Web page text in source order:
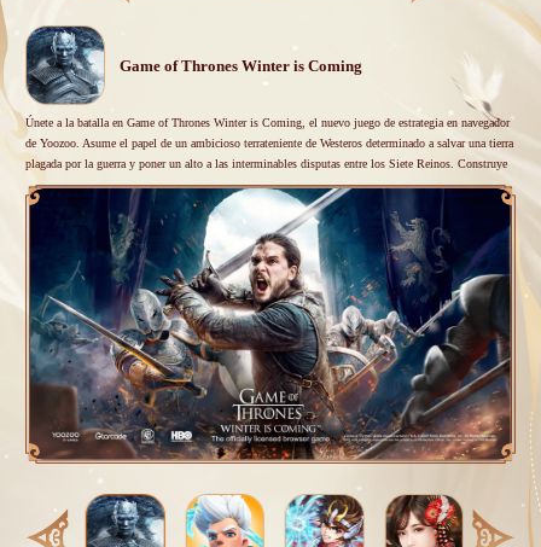
Game of Thrones Winter is Coming
Únete a la batalla en Game of Thrones Winter is Coming, el nuevo juego de estrategia en navegador
de Yoozoo. Asume el papel de un ambicioso terrateniente de Westeros determinado a salvar una tierra
plagada por la guerra y poner un alto a las interminables disputas entre los Siete Reinos. Construye
tu base, expande tu territorio, recluta personajes del programa, entrena a tu ejército y reescribe la
historia.